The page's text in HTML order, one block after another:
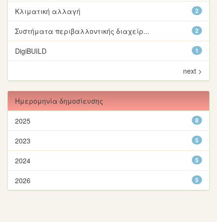
2
Κλιματική αλλαγή
2
Συστήματα περιβαλλοντικής διαχείρ...
1
DigiBUILD
next >
Ημερομηνία δημοσίευσης
8
2025
5
2023
5
2024
5
2026